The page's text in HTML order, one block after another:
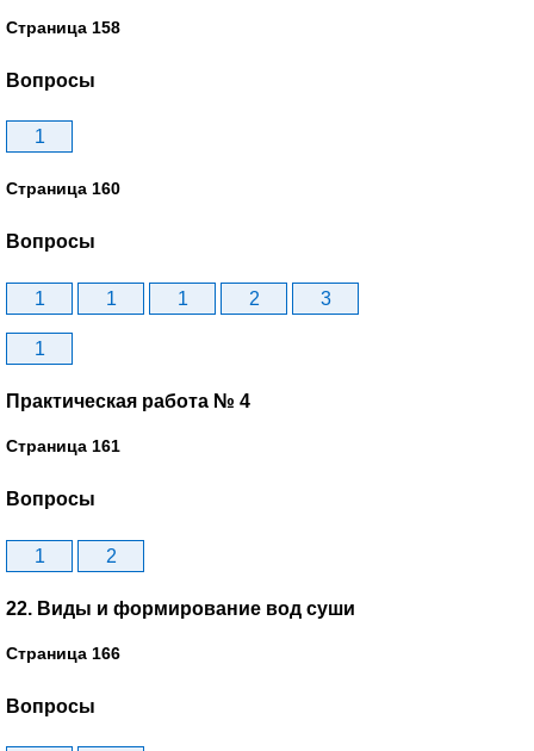
Страница 158
Вопросы
1
Страница 160
Вопросы
1 1 1 2 3
1
Практическая работа № 4
Страница 161
Вопросы
1 2
22. Виды и формирование вод суши
Страница 166
Вопросы